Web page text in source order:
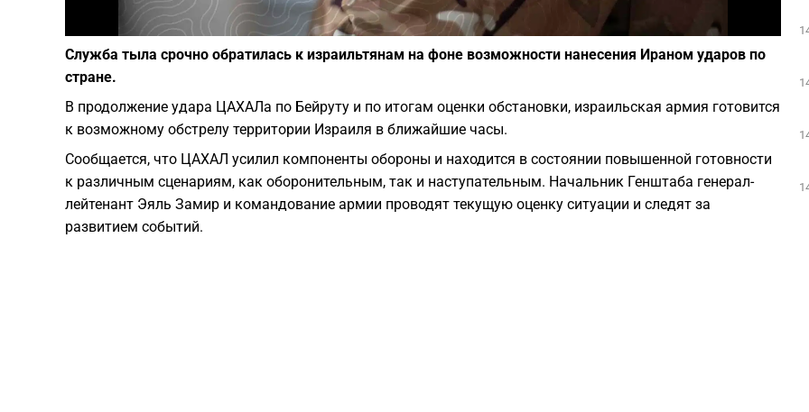
Служба тыла срочно обратилась к израильтянам на фоне возможности нанесения Ираном ударов по
стране.
В продолжение удара ЦАХАЛа по Бейруту и по итогам оценки обстановки, израильская армия готовится
к возможному обстрелу территории Израиля в ближайшие часы.
Сообщается, что ЦАХАЛ усилил компоненты обороны и находится в состоянии повышенной готовности
к различным сценариям, как оборонительным, так и наступательным. Начальник Генштаба генерал-
лейтенант Эяль Замир и командование армии проводят текущую оценку ситуации и следят за
развитием событий.